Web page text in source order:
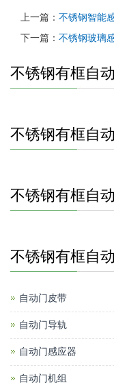
上一篇： 不锈钢智能
下一篇： 不锈钢玻璃
不锈钢有框自
不锈钢有框自
不锈钢有框自
不锈钢有框自
自动门皮带
自动门导轨
自动门感应器
自动门机组